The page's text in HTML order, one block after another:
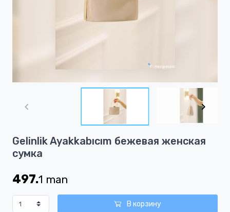
1
of
Gelinlik Ayakkabıcım бежевая женская
сумка
497.1 man
В корзину